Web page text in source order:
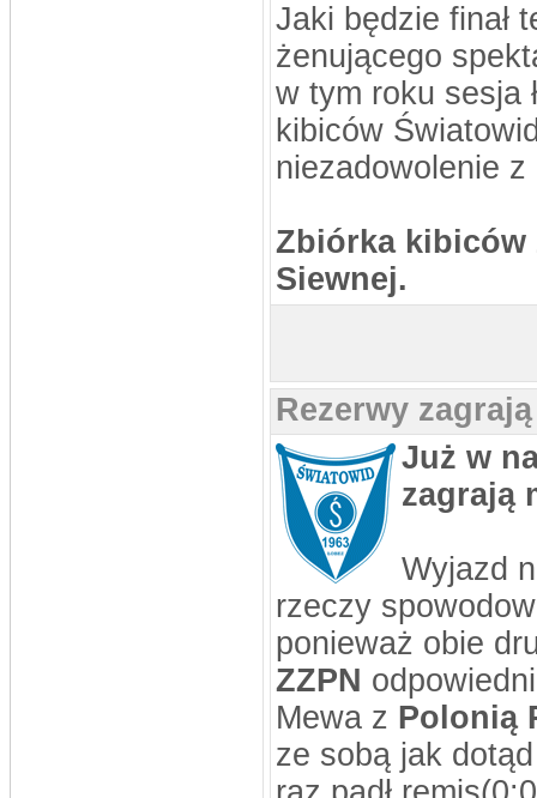
Jaki będzie finał
żenującego
w tym roku sesja
kibiców
niezadowolenie z
Zbiórka kibiców
Siewnej.
Rezerwy
Już w
zagrają
Wyjazd
rzeczy
ponieważ obie
ZZPN
Mewa z Polonią
ze sobą jak